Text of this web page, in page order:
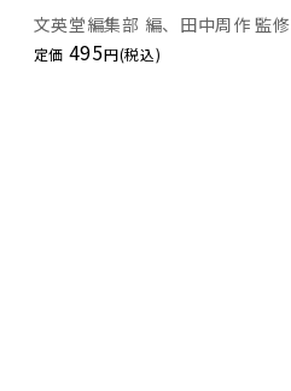
文英堂編集部 編、田中周作 監修
定価 495円(税込)